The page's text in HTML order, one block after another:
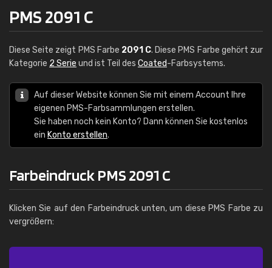
PMS 2091 C
Diese Seite zeigt PMS Farbe 2091 C. Diese PMS Farbe gehört zur
Kategorie 2 Serie und ist Teil des Coated-Farbsystems.
Auf dieser Website können Sie mit einem Account Ihre
eigenen PMS-Farbsammlungen erstellen.
Sie haben noch kein Konto? Dann können Sie kostenlos
ein Konto erstellen.
Farbeindruck PMS 2091 C
Klicken Sie auf den Farbeindruck unten, um diese PMS Farbe zu
vergrößern: